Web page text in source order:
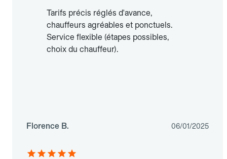
Tarifs précis réglés d'avance,
chauffeurs agréables et ponctuels.
Service flexible (étapes possibles,
choix du chauffeur).
Florence B. 06/01/2025